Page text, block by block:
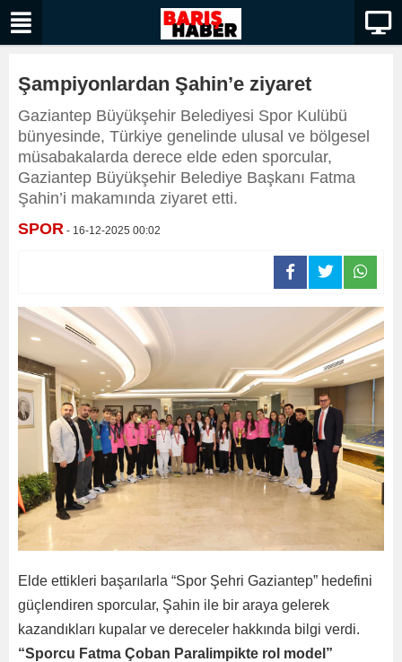
Şampiyonlardan Şahin’e ziyaret
Gaziantep Büyükşehir Belediyesi Spor Kulübü
bünyesinde, Türkiye genelinde ulusal ve bölgesel
müsabakalarda derece elde eden sporcular,
Gaziantep Büyükşehir Belediye Başkanı Fatma
Şahin’i makamında ziyaret etti.
SPOR - 16-12-2025 00:02
Elde ettikleri başarılarla “Spor Şehri Gaziantep” hedefini
güçlendiren sporcular, Şahin ile bir araya gelerek
kazandıkları kupalar ve dereceler hakkında bilgi verdi.
“Sporcu Fatma Çoban Paralimpikte rol model”